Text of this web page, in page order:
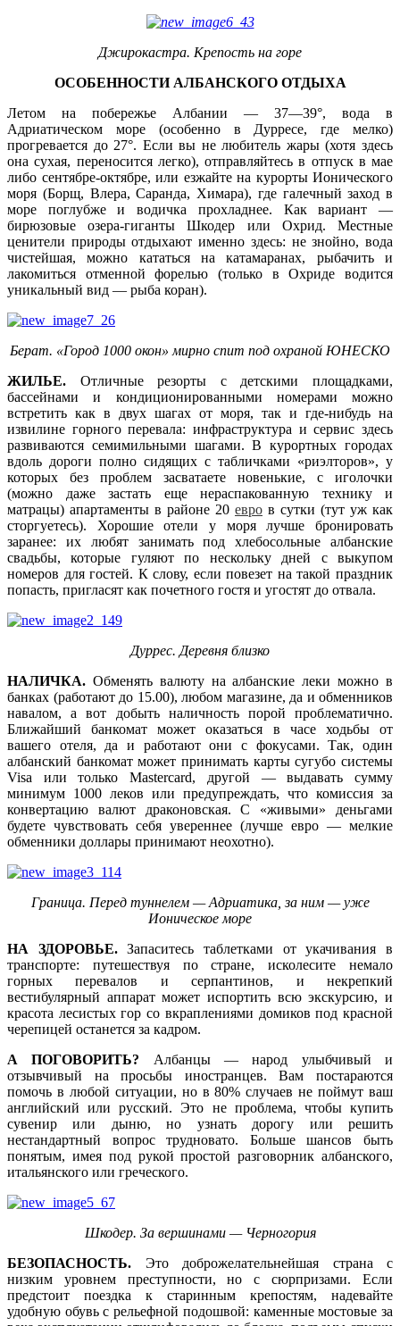
Джирокастра. Крепость на горе
ОСОБЕННОСТИ АЛБАНСКОГО ОТДЫХА
Летом на побережье Албании — 37—39°, вода в
Адриатическом море (особенно в Дурресе, где мелко)
прогревается до 27°. Если вы не любитель жары (хотя здесь
она сухая, переносится легко), отправляйтесь в отпуск в мае
либо сентябре-октябре, или езжайте на курорты Ионического
моря (Борщ, Влера, Саранда, Химара), где галечный заход в
море поглубже и водичка прохладнее. Как вариант —
бирюзовые озера-гиганты Шкодер или Охрид. Местные
ценители природы отдыхают именно здесь: не знойно, вода
чистейшая, можно кататься на катамаранах, рыбачить и
лакомиться отменной форелью (только в Охриде водится
уникальный вид — рыба коран).
Берат. «Город 1000 окон» мирно спит под охраной ЮНЕСКО
ЖИЛЬЕ. Отличные резорты с детскими площадками,
бассейнами и кондиционированными номерами можно
встретить как в двух шагах от моря, так и где-нибудь на
извилине горного перевала: инфраструктура и сервис здесь
развиваются семимильными шагами. В курортных городах
вдоль дороги полно сидящих с табличками «риэлторов», у
которых без проблем засватаете новенькие, с иголочки
(можно даже застать еще нераспакованную технику и
матрацы) апартаменты в районе 20 евро в сутки (тут уж как
сторгуетесь). Хорошие отели у моря лучше бронировать
заранее: их любят занимать под хлебосольные албанские
свадьбы, которые гуляют по нескольку дней с выкупом
номеров для гостей. К слову, если повезет на такой праздник
попасть, пригласят как почетного гостя и угостят до отвала.
Дуррес. Деревня близко
НАЛИЧКА. Обменять валюту на албанские леки можно в
банках (работают до 15.00), любом магазине, да и обменников
навалом, а вот добыть наличность порой проблематично.
Ближайший банкомат может оказаться в часе ходьбы от
вашего отеля, да и работают они с фокусами. Так, один
албанский банкомат может принимать карты сугубо системы
Visa или только Mastercard, другой — выдавать сумму
минимум 1000 леков или предупреждать, что комиссия за
конвертацию валют драконовская. С «живыми» деньгами
будете чувствовать себя увереннее (лучше евро — мелкие
обменники доллары принимают неохотно).
Граница. Перед туннелем — Адриатика, за ним — уже
Ионическое море
НА ЗДОРОВЬЕ.Запаситесь таблетками от укачивания в
транспорте: путешествуя по стране, исколесите немало
горных перевалов и серпантинов, и некрепкий
вестибулярный аппарат может испортить всю экскурсию, и
красота лесистых гор со вкраплениями домиков под красной
черепицей останется за кадром.
А ПОГОВОРИТЬ? Албанцы — народ улыбчивый и
отзывчивый на просьбы иностранцев. Вам постараются
помочь в любой ситуации, но в 80% случаев не поймут ваш
английский или русский. Это не проблема, чтобы купить
сувенир или дыню, но узнать дорогу или решить
нестандартный вопрос трудновато. Больше шансов быть
понятым, имея под рукой простой разговорник албанского,
итальянского или греческого.
Шкодер. За вершинами — Черногория
БЕЗОПАСНОСТЬ. Это доброжелательнейшая страна с
низким уровнем преступности, но с сюрпризами. Если
предстоит поездка к старинным крепостям, надевайте
удобную обувь с рельефной подошвой: каменные мостовые за